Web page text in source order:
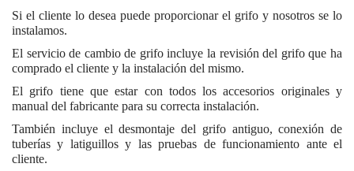
Si el cliente lo desea puede proporcionar el grifo y nosotros se lo
instalamos.
El servicio de cambio de grifo incluye la revisión del grifo que ha
comprado el cliente y la instalación del mismo.
El grifo tiene que estar con todos los accesorios originales y
manual del fabricante para su correcta instalación.
También incluye el desmontaje del grifo antiguo, conexión de
tuberías y latiguillos y las pruebas de funcionamiento ante el
cliente.